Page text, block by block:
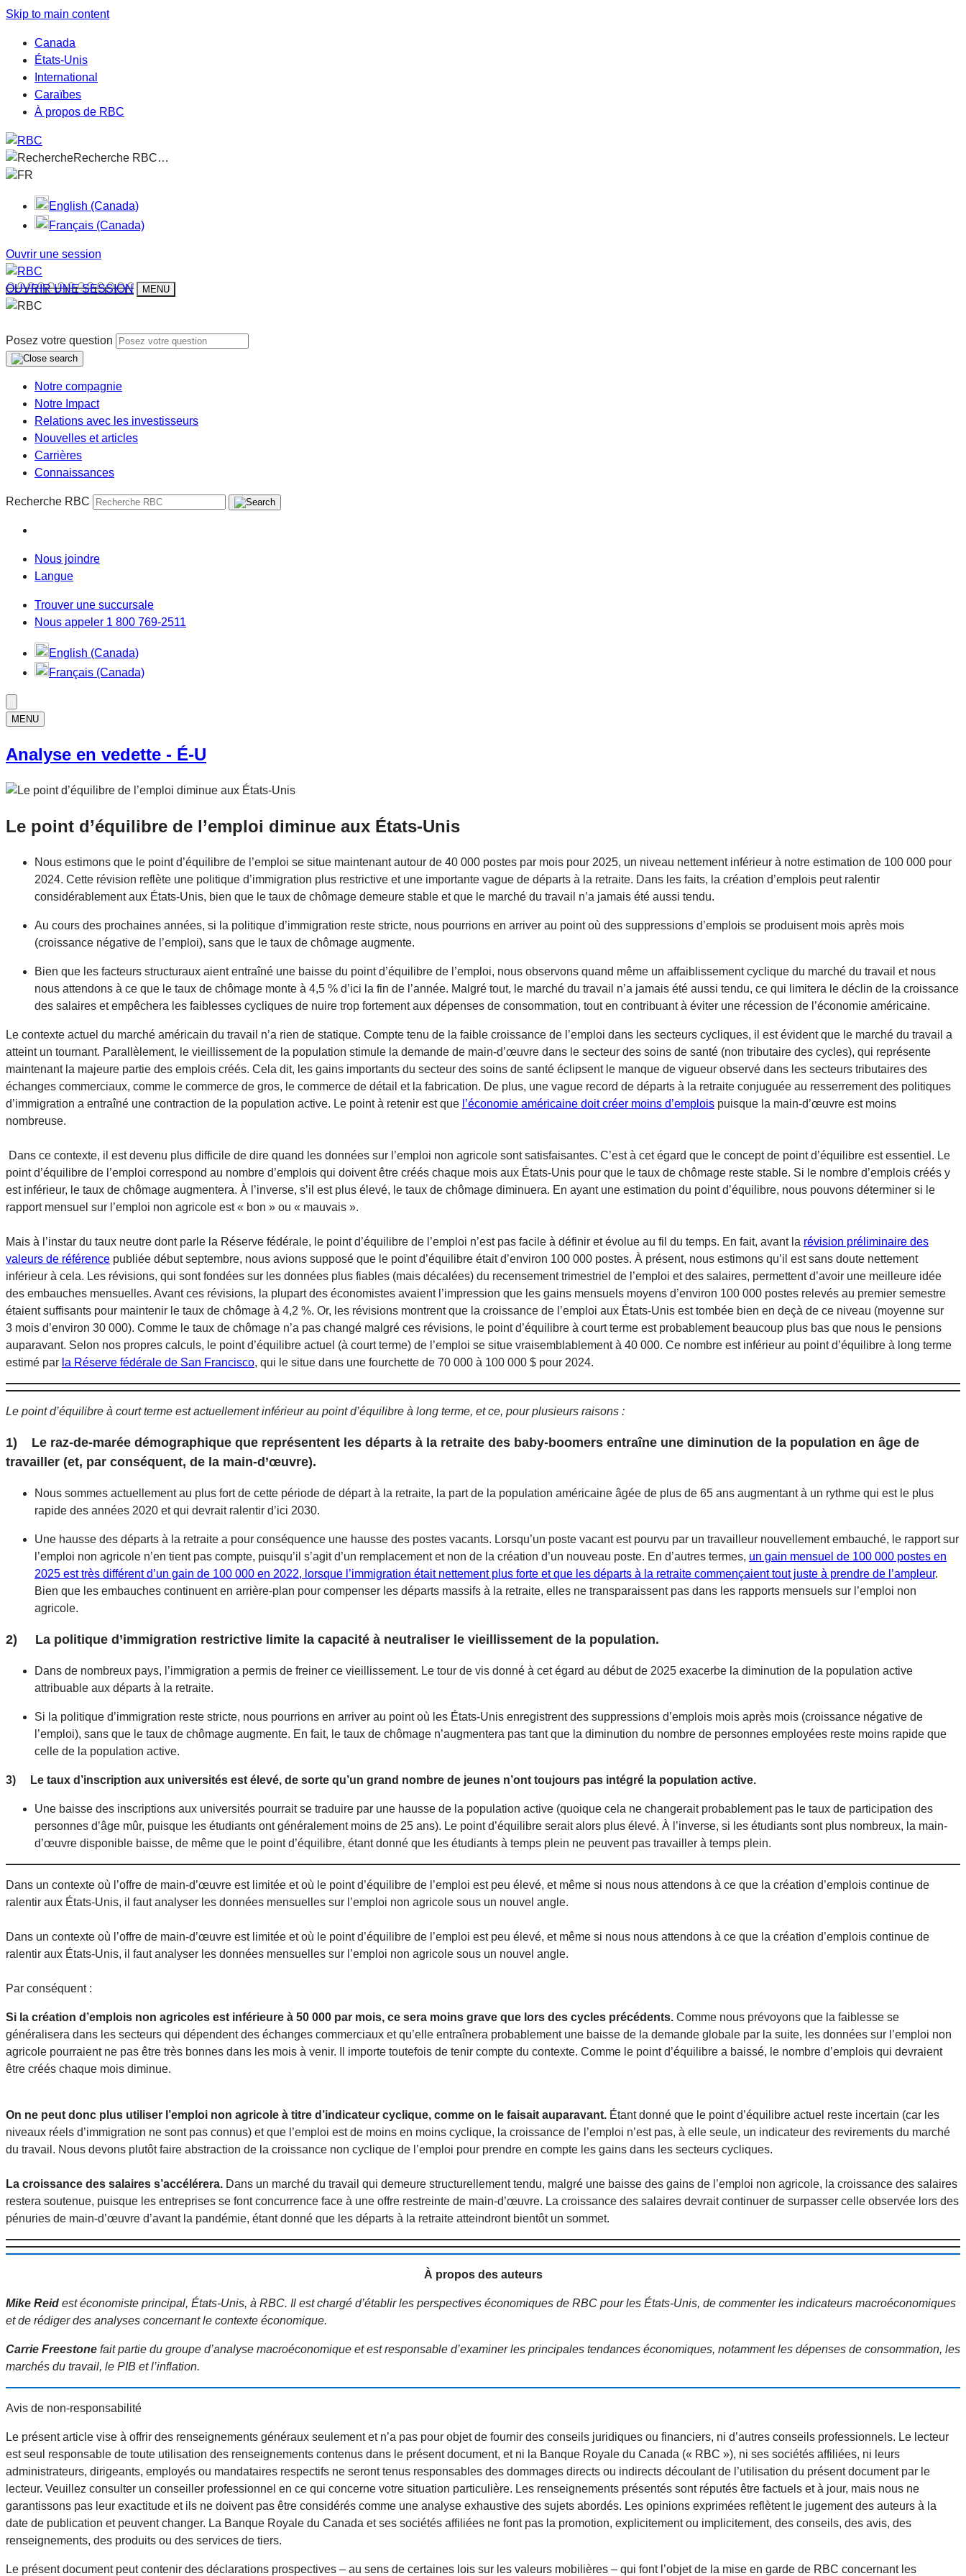
Skip to main content
Canada
États-Unis
International
Caraïbes
À propos de RBC
Recherche RBC…
FR
English (Canada)
Français (Canada)
Ouvrir une session
OUVRIR UNE SESSION MENU
Posez votre question
Notre compagnie
Notre Impact
Relations avec les investisseurs
Nouvelles et articles
Carrières
Connaissances
Recherche RBC
Nous joindre
Langue
Trouver une succursale
Nous appeler 1 800 769-2511
English (Canada)
Français (Canada)
MENU
Analyse en vedette - É-U
Le point d’équilibre de l’emploi diminue aux États-Unis
Nous estimons que le point d’équilibre de l’emploi se situe maintenant autour de 40 000 postes par mois pour 2025, un niveau nettement inférieur à notre estimation de 100 000 pour
2024. Cette révision reflète une politique d’immigration plus restrictive et une importante vague de départs à la retraite. Dans les faits, la création d’emplois peut ralentir
considérablement aux États-Unis, bien que le taux de chômage demeure stable et que le marché du travail n’a jamais été aussi tendu.
Au cours des prochaines années, si la politique d’immigration reste stricte, nous pourrions en arriver au point où des suppressions d’emplois se produisent mois après mois
(croissance négative de l’emploi), sans que le taux de chômage augmente.
Bien que les facteurs structuraux aient entraîné une baisse du point d’équilibre de l’emploi, nous observons quand même un affaiblissement cyclique du marché du travail et nous
nous attendons à ce que le taux de chômage monte à 4,5 % d’ici la fin de l’année. Malgré tout, le marché du travail n’a jamais été aussi tendu, ce qui limitera le déclin de la croissance
des salaires et empêchera les faiblesses cycliques de nuire trop fortement aux dépenses de consommation, tout en contribuant à éviter une récession de l’économie américaine.
Le contexte actuel du marché américain du travail n’a rien de statique. Compte tenu de la faible croissance de l’emploi dans les secteurs cycliques, il est évident que le marché du travail a
atteint un tournant. Parallèlement, le vieillissement de la population stimule la demande de main-d’œuvre dans le secteur des soins de santé (non tributaire des cycles), qui représente
maintenant la majeure partie des emplois créés. Cela dit, les gains importants du secteur des soins de santé éclipsent le manque de vigueur observé dans les secteurs tributaires des
échanges commerciaux, comme le commerce de gros, le commerce de détail et la fabrication. De plus, une vague record de départs à la retraite conjuguée au resserrement des politiques
d’immigration a entraîné une contraction de la population active. Le point à retenir est que l’économie américaine doit créer moins d’emplois puisque la main-d’œuvre est moins
nombreuse.
Dans ce contexte, il est devenu plus difficile de dire quand les données sur l’emploi non agricole sont satisfaisantes. C’est à cet égard que le concept de point d’équilibre est essentiel. Le
point d’équilibre de l’emploi correspond au nombre d’emplois qui doivent être créés chaque mois aux États-Unis pour que le taux de chômage reste stable. Si le nombre d’emplois créés y
est inférieur, le taux de chômage augmentera. À l’inverse, s’il est plus élevé, le taux de chômage diminuera. En ayant une estimation du point d’équilibre, nous pouvons déterminer si le
rapport mensuel sur l’emploi non agricole est « bon » ou « mauvais ».
Mais à l’instar du taux neutre dont parle la Réserve fédérale, le point d’équilibre de l’emploi n’est pas facile à définir et évolue au fil du temps. En fait, avant la révision préliminaire des
valeurs de référence publiée début septembre, nous avions supposé que le point d’équilibre était d’environ 100 000 postes. À présent, nous estimons qu’il est sans doute nettement
inférieur à cela. Les révisions, qui sont fondées sur les données plus fiables (mais décalées) du recensement trimestriel de l’emploi et des salaires, permettent d’avoir une meilleure idée
des embauches mensuelles. Avant ces révisions, la plupart des économistes avaient l’impression que les gains mensuels moyens d’environ 100 000 postes relevés au premier semestre
étaient suffisants pour maintenir le taux de chômage à 4,2 %. Or, les révisions montrent que la croissance de l’emploi aux États-Unis est tombée bien en deçà de ce niveau (moyenne sur
3 mois d’environ 30 000). Comme le taux de chômage n’a pas changé malgré ces révisions, le point d’équilibre à court terme est probablement beaucoup plus bas que nous le pensions
auparavant. Selon nos propres calculs, le point d’équilibre actuel (à court terme) de l’emploi se situe vraisemblablement à 40 000. Ce nombre est inférieur au point d’équilibre à long terme
estimé par la Réserve fédérale de San Francisco, qui le situe dans une fourchette de 70 000 à 100 000 $ pour 2024.
Le point d’équilibre à court terme est actuellement inférieur au point d’équilibre à long terme, et ce, pour plusieurs raisons :
1) Le raz-de-marée démographique que représentent les départs à la retraite des baby-boomers entraîne une diminution de la population en âge de
travailler (et, par conséquent, de la main-d’œuvre).
Nous sommes actuellement au plus fort de cette période de départ à la retraite, la part de la population américaine âgée de plus de 65 ans augmentant à un rythme qui est le plus
rapide des années 2020 et qui devrait ralentir d’ici 2030.
Une hausse des départs à la retraite a pour conséquence une hausse des postes vacants. Lorsqu’un poste vacant est pourvu par un travailleur nouvellement embauché, le rapport sur
l’emploi non agricole n’en tient pas compte, puisqu’il s’agit d’un remplacement et non de la création d’un nouveau poste. En d’autres termes, un gain mensuel de 100 000 postes en
2025 est très différent d’un gain de 100 000 en 2022, lorsque l’immigration était nettement plus forte et que les départs à la retraite commençaient tout juste à prendre de l’ampleur.
Bien que les embauches continuent en arrière-plan pour compenser les départs massifs à la retraite, elles ne transparaissent pas dans les rapports mensuels sur l’emploi non
agricole.
2) La politique d’immigration restrictive limite la capacité à neutraliser le vieillissement de la population.
Dans de nombreux pays, l’immigration a permis de freiner ce vieillissement. Le tour de vis donné à cet égard au début de 2025 exacerbe la diminution de la population active
attribuable aux départs à la retraite.
Si la politique d’immigration reste stricte, nous pourrions en arriver au point où les États-Unis enregistrent des suppressions d’emplois mois après mois (croissance négative de
l’emploi), sans que le taux de chômage augmente. En fait, le taux de chômage n’augmentera pas tant que la diminution du nombre de personnes employées reste moins rapide que
celle de la population active.
3) Le taux d’inscription aux universités est élevé, de sorte qu’un grand nombre de jeunes n’ont toujours pas intégré la population active.
Une baisse des inscriptions aux universités pourrait se traduire par une hausse de la population active (quoique cela ne changerait probablement pas le taux de participation des
personnes d’âge mûr, puisque les étudiants ont généralement moins de 25 ans). Le point d’équilibre serait alors plus élevé. À l’inverse, si les étudiants sont plus nombreux, la main-
d’œuvre disponible baisse, de même que le point d’équilibre, étant donné que les étudiants à temps plein ne peuvent pas travailler à temps plein.
Dans un contexte où l’offre de main-d’œuvre est limitée et où le point d’équilibre de l’emploi est peu élevé, et même si nous nous attendons à ce que la création d’emplois continue de
ralentir aux États-Unis, il faut analyser les données mensuelles sur l’emploi non agricole sous un nouvel angle.
Dans un contexte où l’offre de main-d’œuvre est limitée et où le point d’équilibre de l’emploi est peu élevé, et même si nous nous attendons à ce que la création d’emplois continue de
ralentir aux États-Unis, il faut analyser les données mensuelles sur l’emploi non agricole sous un nouvel angle.
Par conséquent :
Si la création d’emplois non agricoles est inférieure à 50 000 par mois, ce sera moins grave que lors des cycles précédents. Comme nous prévoyons que la faiblesse se
généralisera dans les secteurs qui dépendent des échanges commerciaux et qu’elle entraînera probablement une baisse de la demande globale par la suite, les données sur l’emploi non
agricole pourraient ne pas être très bonnes dans les mois à venir. Il importe toutefois de tenir compte du contexte. Comme le point d’équilibre a baissé, le nombre d’emplois qui devraient
être créés chaque mois diminue.
On ne peut donc plus utiliser l’emploi non agricole à titre d’indicateur cyclique, comme on le faisait auparavant. Étant donné que le point d’équilibre actuel reste incertain (car les
niveaux réels d’immigration ne sont pas connus) et que l’emploi est de moins en moins cyclique, la croissance de l’emploi n’est pas, à elle seule, un indicateur des revirements du marché
du travail. Nous devons plutôt faire abstraction de la croissance non cyclique de l’emploi pour prendre en compte les gains dans les secteurs cycliques.
La croissance des salaires s’accélérera. Dans un marché du travail qui demeure structurellement tendu, malgré une baisse des gains de l’emploi non agricole, la croissance des salaires
restera soutenue, puisque les entreprises se font concurrence face à une offre restreinte de main-d’œuvre. La croissance des salaires devrait continuer de surpasser celle observée lors des
pénuries de main-d’œuvre d’avant la pandémie, étant donné que les départs à la retraite atteindront bientôt un sommet.
À propos des auteurs
Mike Reid est économiste principal, États-Unis, à RBC. Il est chargé d’établir les perspectives économiques de RBC pour les États-Unis, de commenter les indicateurs macroéconomiques
et de rédiger des analyses concernant le contexte économique.
Carrie Freestone fait partie du groupe d’analyse macroéconomique et est responsable d’examiner les principales tendances économiques, notamment les dépenses de consommation, les
marchés du travail, le PIB et l’inflation.
Avis de non-responsabilité
Le présent article vise à offrir des renseignements généraux seulement et n’a pas pour objet de fournir des conseils juridiques ou financiers, ni d’autres conseils professionnels. Le lecteur
est seul responsable de toute utilisation des renseignements contenus dans le présent document, et ni la Banque Royale du Canada (« RBC »), ni ses sociétés affiliées, ni leurs
administrateurs, dirigeants, employés ou mandataires respectifs ne seront tenus responsables des dommages directs ou indirects découlant de l’utilisation du présent document par le
lecteur. Veuillez consulter un conseiller professionnel en ce qui concerne votre situation particulière. Les renseignements présentés sont réputés être factuels et à jour, mais nous ne
garantissons pas leur exactitude et ils ne doivent pas être considérés comme une analyse exhaustive des sujets abordés. Les opinions exprimées reflètent le jugement des auteurs à la
date de publication et peuvent changer. La Banque Royale du Canada et ses sociétés affiliées ne font pas la promotion, explicitement ou implicitement, des conseils, des avis, des
renseignements, des produits ou des services de tiers.
Le présent document peut contenir des déclarations prospectives – au sens de certaines lois sur les valeurs mobilières – qui font l’objet de la mise en garde de RBC concernant les